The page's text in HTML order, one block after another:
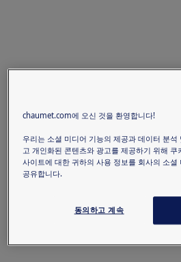
chaumet.com에 오신 것을 환영합니다!
우리는 소셜 미디어 기능의 제공과 데이터 분
고 개인화된 콘텐츠와 광고를 제공하기 위해
사이트에 대한 귀하의 사용 정보를 회사의 소
공유합니다.
동의하고 계속